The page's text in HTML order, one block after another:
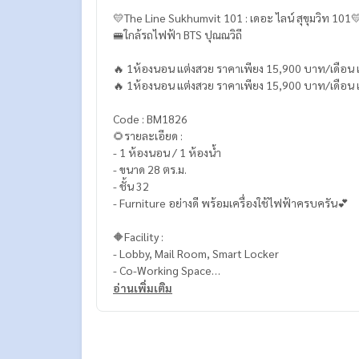
💛The Line Sukhumvit 101 : เดอะ ไลน์ สุขุมวิท
🚝ใกล้รถไฟฟ้า BTS ปุณณวิถี
🔥 1ห้องนอน แต่งสวย ราคาเพียง 15,900 บาท/เดือน
🔥 1ห้องนอน แต่งสวย ราคาเพียง 15,900 บาท/เดือน
Code : BM1826
🌻รายละเอียด :
- 1 ห้องนอน / 1 ห้องน้ำ
- ขนาด 28 ตร.ม.
- ชั้น 32
- Furniture อย่างดี พร้อมเครื่องใช้ไฟฟ้าครบครัน💕
🔶Facility :
- Lobby, Mail Room, Smart Locker
- Co-Working Space
- Olympic-size Swimming Pool
อ่านเพิ่มเติม